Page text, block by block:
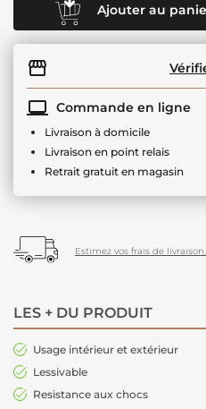
Ajouter au
Commande en ligne
Livraison à domicile
Livraison en point relais
Retrait gratuit en magasin
Estimez vos frais de livraison.
LES + DU PRODUIT
Usage intérieur et extérieur
Lessivable
Resistance aux chocs